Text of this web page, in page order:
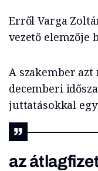
Erről Varga
vezető elemzője
A szakember
decemberi
juttatásokkal
az